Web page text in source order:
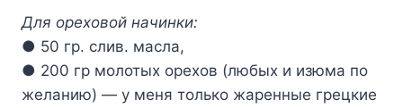
Для ореховой начинки:
● 50 гр. слив. масла,
● 200 гр молотых орехов (любых и изюма по
желанию) — у меня только жаренные грецкие